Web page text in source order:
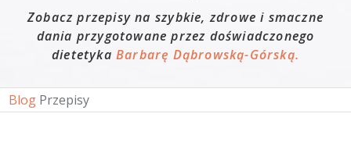
Zobacz przepisy na szybkie, zdrowe i smaczne
dania przygotowane przez doświadczonego
dietetyka Barbarę Dąbrowską-Górską.
Blog Przepisy